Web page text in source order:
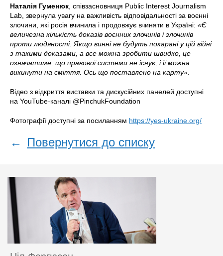
Наталія Гуменюк , співзасновниця Public Interest Journalism
Lab, звернула увагу на важливість відповідальності за воєнні
злочини, які росія вчинила і продовжує вчиняти в Україні: «Є
величезна кількість доказів воєнних злочинів і злочинів
проти людяності. Якщо винні не будуть покарані у цій війні
з такими доказами, а все можна зробити швидко, це
означатиме, що правової системи не існує, і її можна
викинути на сміття. Ось що поставлено на карту»
Відео з відкриття виставки та дискусійних панелей доступні
на YouTube-каналі @PinchukFoundation
Фотографії доступні за посиланням https://yes-ukraine.org/
← Повернутися до списку